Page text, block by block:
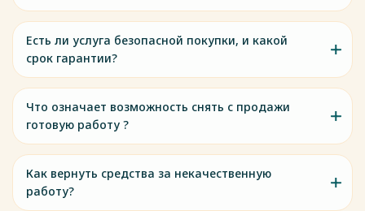
Есть ли услуга безопасной покупки, и какой
срок гарантии?
Что означает возможность снять с продажи
готовую работу ?
Как вернуть средства за некачественную
работу?